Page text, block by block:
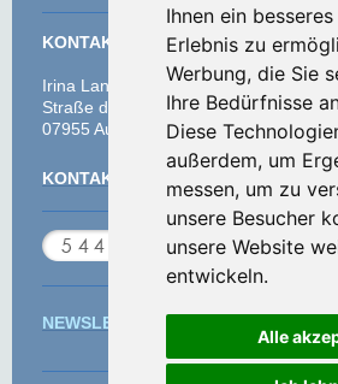
Ihnen ein
Erlebnis zu
Werbung, die Sie
Ihre Bedürfnisse
Diese
außerdem, um
messen, um zu
unsere Besucher
unsere Website
entwickeln.
Alle
KONTAKT
Irina Lang
Straße des Friedens 35
07955 Auma-Weidatal
KONTAKTFORMULAR
NEWSLETTER Abonnieren